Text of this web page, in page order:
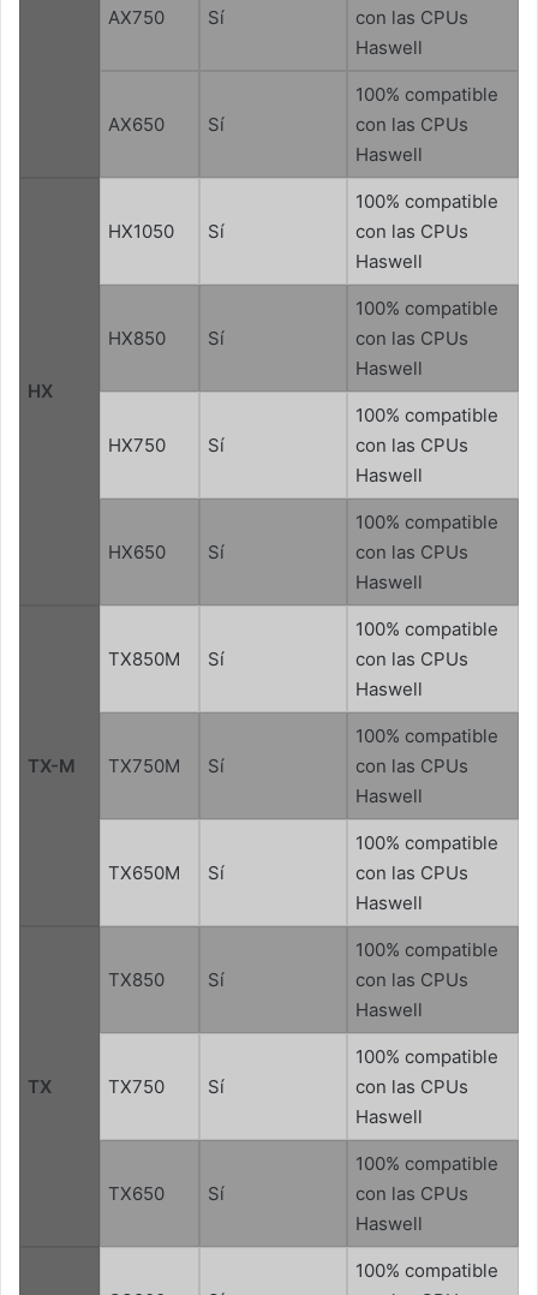
AX750 Sí
con las CPUs
Haswell
AX650 Sí
100% compatible
con las CPUs
Haswell
HX
HX1050 Sí
100% compatible
con las CPUs
Haswell
HX850 Sí
100% compatible
con las CPUs
Haswell
HX750 Sí
100% compatible
con las CPUs
Haswell
HX650 Sí
100% compatible
con las CPUs
Haswell
TX-M
TX850M Sí
100% compatible
con las CPUs
Haswell
TX750M Sí
100% compatible
con las CPUs
Haswell
TX650M Sí
100% compatible
con las CPUs
Haswell
TX
TX850 Sí
100% compatible
con las CPUs
Haswell
TX750 Sí
100% compatible
con las CPUs
Haswell
TX650 Sí
100% compatible
con las CPUs
Haswell
100% compatible